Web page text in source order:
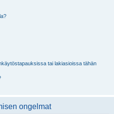
tai lakiasioissa tähän
ongelmat